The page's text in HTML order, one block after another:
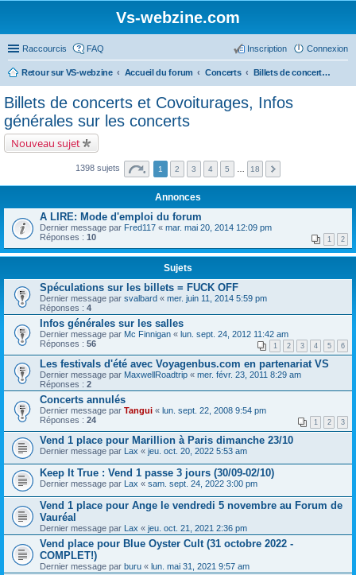
Vs-webzine.com
Raccourcis FAQ Connexion
Inscription
Retour sur VS-webzine Accueil du forum Concerts Billets de concerts et Covoiturages, Infos générales sur les concerts
Billets de concerts et Covoiturages, Infos
générales sur les concerts
Nouveau sujet
1398 sujets 1 2 3 4 5 18
Annonces
A LIRE: Mode d'emploi du forum
Dernier message par Fred117 « mar. mai 20, 2014 12:09 pm
Réponses : 10 1 2
Sujets
Spéculations sur les billets = FUCK OFF
Dernier message par svalbard « mer. juin 11, 2014 5:59 pm
Réponses : 4
Infos générales sur les salles
Dernier message par Mc Finnigan « lun. sept. 24, 2012 11:42 am
Réponses : 56 1 2 3 4 5 6
Les festivals d'été avec Voyagenbus.com en partenariat VS
Dernier message par MaxwellRoadtrip « mer. févr. 23, 2011 8:29 am
Réponses : 2
Concerts annulés
Dernier message par Tangui « lun. sept. 22, 2008 9:54 pm
Réponses : 24 1 2 3
Vend 1 place pour Marillion à Paris dimanche 23/10
Dernier message par Lax « jeu. oct. 20, 2022 5:53 am
Keep It True : Vend 1 passe 3 jours (30/09-02/10)
Dernier message par Lax « sam. sept. 24, 2022 3:00 pm
Vend 1 place pour Ange le vendredi 5 novembre au Forum de
Vauréal
Dernier message par Lax « jeu. oct. 21, 2021 2:36 pm
Vend place pour Blue Oyster Cult (31 octobre 2022 -
COMPLET!)
Dernier message par buru « lun. mai 31, 2021 9:57 am